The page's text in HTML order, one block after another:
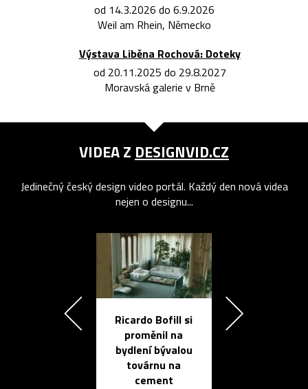
od 14.3.2026 do 6.9.2026
Weil am Rhein, Německo
Výstava Liběna Rochová: Doteky
od 20.11.2025 do 29.8.2027
Moravská galerie v Brně
VIDEA Z DESIGNVID.CZ
Jedinečný český design video portál. Každý den nová videa
nejen o designu...
Ricardo Bofill si
proměnil na
bydlení bývalou
továrnu na
cement